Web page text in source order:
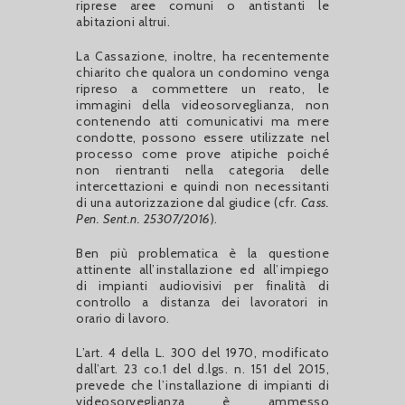
riprese aree comuni o antistanti le
abitazioni altrui.
La Cassazione, inoltre, ha recentemente
chiarito che qualora un condomino venga
ripreso a commettere un reato, le
immagini della videosorveglianza, non
contenendo atti comunicativi ma mere
condotte, possono essere utilizzate nel
processo come prove atipiche poiché
non rientranti nella categoria delle
intercettazioni e quindi non necessitanti
di una autorizzazione dal giudice (cfr. Cass.
Pen. Sent.n. 25307/2016).
Ben più problematica è la questione
attinente all’installazione ed all’impiego
di impianti audiovisivi per finalità di
controllo a distanza dei lavoratori in
orario di lavoro.
L’art. 4 della L. 300 del 1970, modificato
dall’art. 23 co.1 del d.lgs. n. 151 del 2015,
prevede che l’installazione di impianti di
videosorveglianza è ammesso